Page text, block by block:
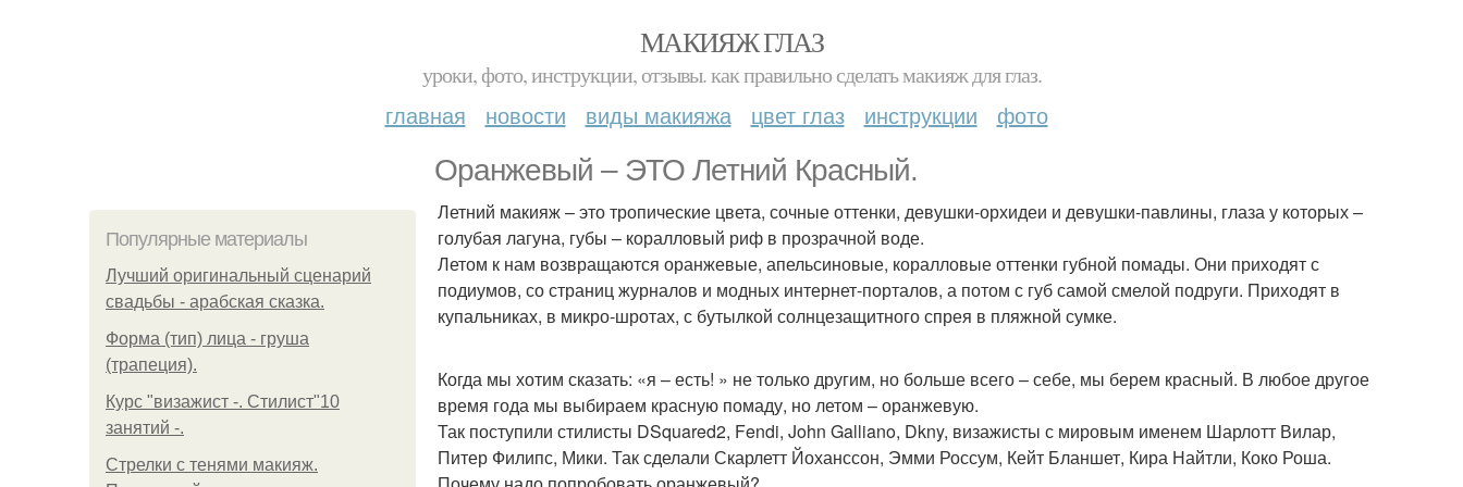
МАКИЯЖ ГЛАЗ
уроки, фото, инструкции, отзывы. как правильно сделать макияж для глаз.
главная новости виды макияжа цвет глаз инструкции фото
Оранжевый – ЭТО Летний Красный.
Популярные материалы
Лучший оригинальный сценарий
свадьбы - арабская сказка.
Форма (тип) лица - груша
(трапеция).
Курс "визажист -. Стилист"10
занятий -.
Стрелки с тенями макияж.
Летний макияж – это тропические цвета, сочные оттенки, девушки-орхидеи и девушки-павлины, глаза у которых –
голубая лагуна, губы – коралловый риф в прозрачной воде.
Летом к нам возвращаются оранжевые, апельсиновые, коралловые оттенки губной помады. Они приходят с
подиумов, со страниц журналов и модных интернет-порталов, а потом с губ самой смелой подруги. Приходят в
купальниках, в микро-шротах, с бутылкой солнцезащитного спрея в пляжной сумке.
Когда мы хотим сказать: «я – есть! » не только другим, но больше всего – себе, мы берем красный. В любое другое
время года мы выбираем красную помаду, но летом – оранжевую.
Так поступили стилисты DSquared2, Fendi, John Galliano, Dkny, визажисты с мировым именем Шарлотт Вилар,
Питер Филипс, Мики. Так сделали Скарлетт Йоханссон, Эмми Россум, Кейт Бланшет, Кира Найтли, Коко Роша.